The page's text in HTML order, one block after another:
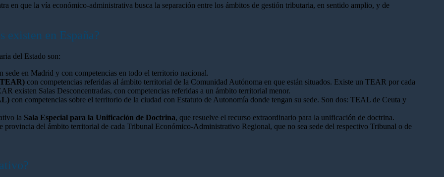
en que la vía económico-administrativa busca la separación entre los ámbitos de gestión tributaria, en sentido amplio, y de
en España?
del Estado son:
sede en Madrid y con competencias en todo el territorio nacional.
con competencias referidas al ámbito territorial de la Comunidad Autónoma en que están situados. Existe un TEAR por cada
existen Salas Desconcentradas, con competencias referidas a un ámbito territorial menor.
con competencias sobre el territorio de la ciudad con Estatuto de Autonomía donde tengan su sede. Son dos: TEAL de Ceuta y
la Sala Especial para la Unificación de Doctrina, que resuelve el recurso extraordinario para la unificación de doctrina.
provincia del ámbito territorial de cada Tribunal Económico-Administrativo Regional, que no sea sede del respectivo Tribunal o de